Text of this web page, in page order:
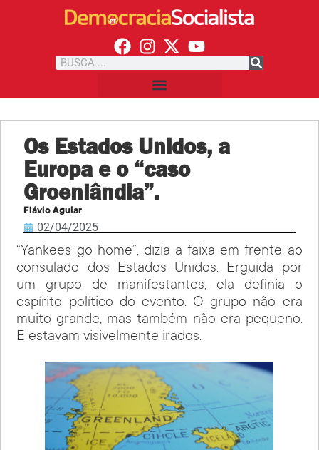
Os Estados Unidos, a
Europa e o “caso
Groenlândia”.
Flávio Aguiar
02/04/2025
“Yankees go home”, dizia a faixa em frente ao
consulado dos Estados Unidos. Erguida por
um grupo de manifestantes, ela definia o
espírito político do evento. O grupo não era
muito grande, mas também não era pequeno.
E estavam visivelmente irados.